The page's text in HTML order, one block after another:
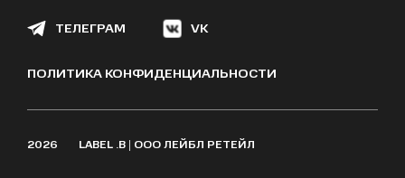
ТЕЛЕГРАМ VK
2026 LABEL .B | ООО ЛЕЙБЛ РЕТЕЙЛ
ПОЛИТИКА КОНФИДЕНЦИАЛЬНОСТИ